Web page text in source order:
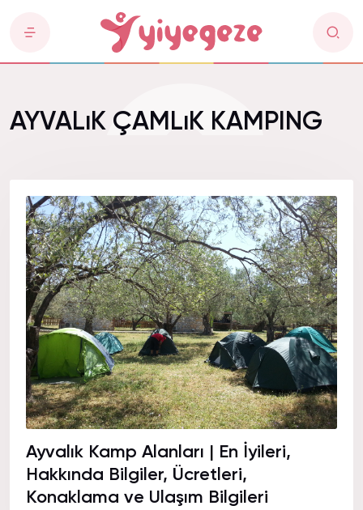
AYVALıK ÇAMLıK KAMPING
Ayvalık Kamp Alanları | En İyileri,
Hakkında Bilgiler, Ücretleri,
Konaklama ve Ulaşım Bilgileri